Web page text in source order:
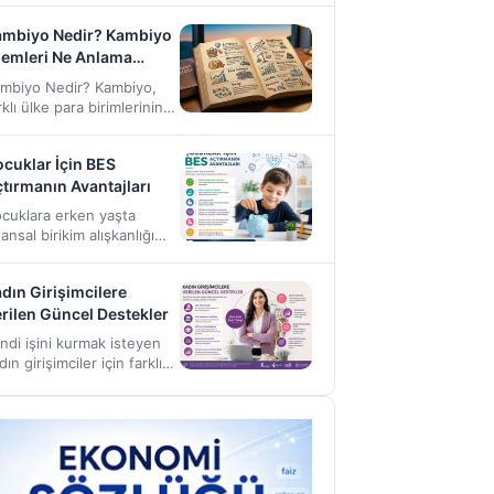
Nedir? Kambiyo
Ne Anlama
Nedir? Kambiyo,
ülke para birimlerinin
gerçekleştirilen
İçin BES
Avantajları
erken yaşta
birikim alışkanlığı
seçeneklerini
Son…
Girişimcilere
Güncel Destekler
işini kurmak isteyen
girişimciler için farklı
programları
Bu destekler;